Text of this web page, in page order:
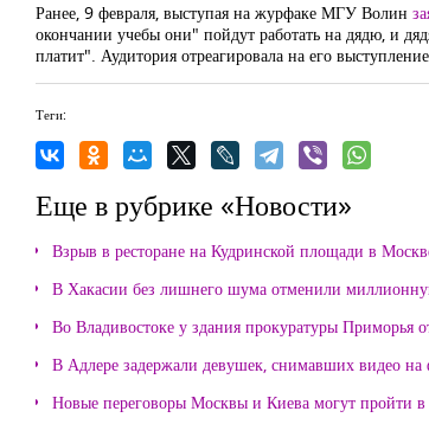
Ранее, 9 февраля, выступая на журфаке МГУ Волин
окончании учебы они" пойдут работать на дядю, и
платит". Аудитория отреагировала на его
Теги:
Еще в рубрике «Новости»
Взрыв в ресторане на Кудринской площади в
В Хакасии без лишнего шума отменили
Во Владивостоке у здания прокуратуры
В Адлере задержали девушек, снимавших видео на
Новые переговоры Москвы и Киева могут пройти